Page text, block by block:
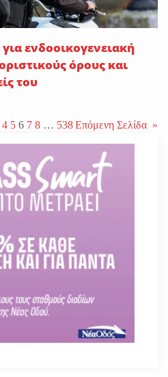
ενδοοικογενειακή
όρους και
του
4 5 6 7 8 … 538 Επόμενη Σελίδα »